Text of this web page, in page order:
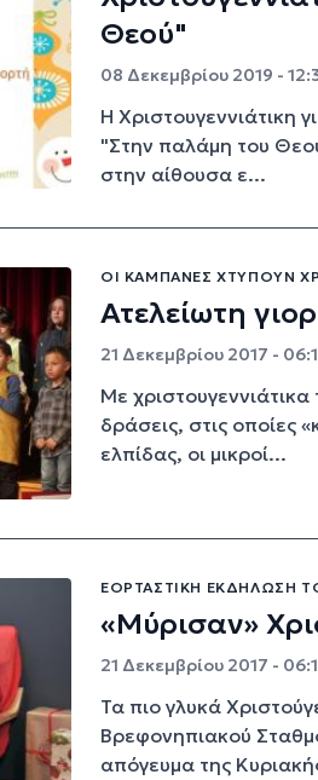
Θεού"
08 Δεκεμβρίου 2019 -
Η Χριστουγεννιάτικη
"Στην παλάμη του
στην αίθουσα ε...
ΟΙ ΚΑΜΠΆΝΕΣ ΧΤΥΠΟΎΝ
Ατελείωτη
21 Δεκεμβρίου 2017 -
Με
δράσεις, στις οποίες
ελπίδας, οι μικροί...
ΕΟΡΤΑΣΤΙΚΉ ΕΚΔΉΛΩΣΗ
«Μύρισαν»
21 Δεκεμβρίου 2017 -
Τα πιο γλυκά
Βρεφονηπιακού
απόγευμα της